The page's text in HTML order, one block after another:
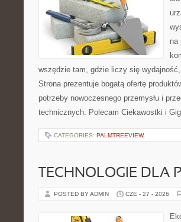
na
wszędzie tam, gdzie liczy się
Strona prezentuje bogatą ofertę
potrzeby nowoczesnego przemysłu i
technicznych. Polecam Ciekawostki i
CATEGORIES: PALMTREEVIEW
TECHNOLOGIE DLA
POSTED BY ADMIN CZE - 27 - 2026